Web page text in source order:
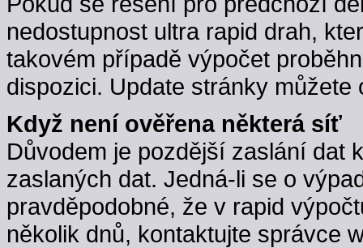
nedostupnost ultra rapid drah,
takovém případě výpočet
dispozici. Update stránky
Když není ověřena některá síť
Důvodem je pozdější zaslání dat
zaslaných dat. Jedná-li se o
pravděpodobné, že v rapid
několik dnů, kontaktujte správce